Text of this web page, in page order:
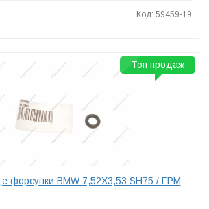
Код: 59459-19
форсунки BMW 7,52X3,53 SH75 / FPM
Топ продаж